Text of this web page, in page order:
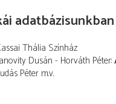
adatbázisunkban
Thália Színház
Dusán - Horváth Péter
Péter m.v.